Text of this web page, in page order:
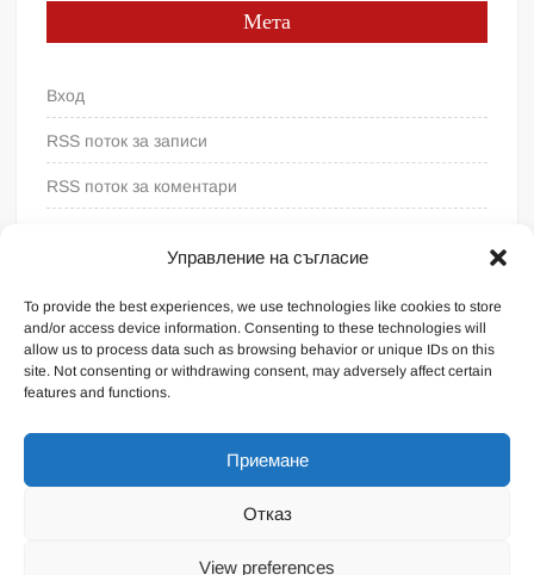
Управление на съгласие
To provide the best experiences, we use technologies like cookies to store
and/or access device information. Consenting to these technologies will
allow us to process data such as browsing behavior or unique IDs on this
site. Not consenting or withdrawing consent, may adversely affect certain
features and functions.
Приемане
Отказ
View preferences
Мета
Вход
RSS поток за записи
RSS поток за коментари
Proudly powered by WordPress |Theme: FreeNews